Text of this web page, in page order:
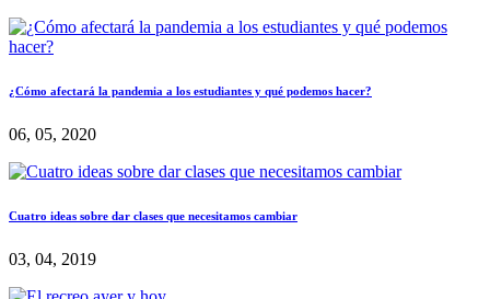
¿Cómo afectará la pandemia a los estudiantes y qué podemos hacer?
06, 05, 2020
Cuatro ideas sobre dar clases que necesitamos cambiar
03, 04, 2019